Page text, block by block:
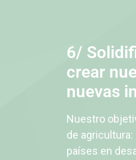
6/
crear
nuevas
Nuestro
de
países en